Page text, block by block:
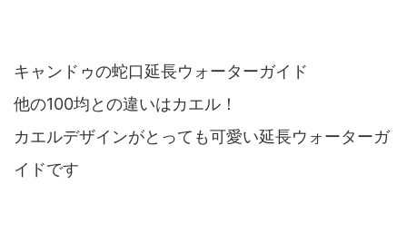
キャンドゥの蛇口延長ウォーターガイド
他の100均との違いはカエル！
カエルデザインがとっても可愛い延長ウォーターガ
イドです